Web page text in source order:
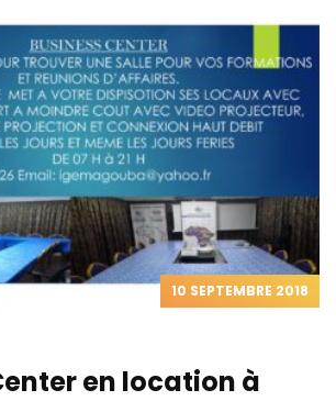
10 SEPTEMBRE 2018
en location à